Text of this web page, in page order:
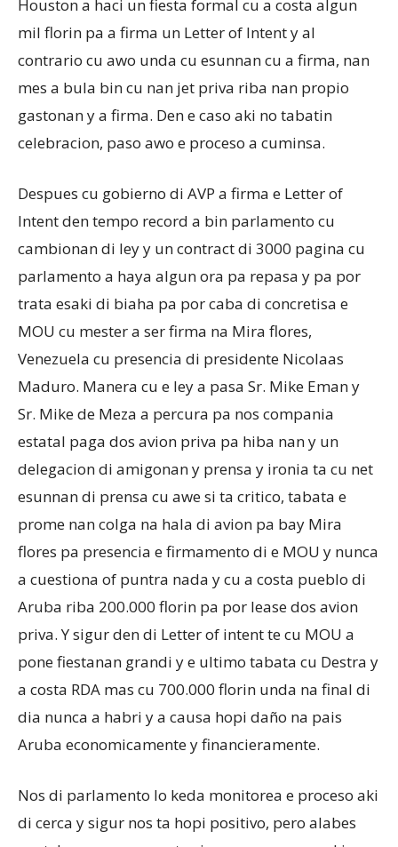
Houston a haci un fiesta formal cu a costa algun
mil florin pa a firma un Letter of Intent y al
contrario cu awo unda cu esunnan cu a firma, nan
mes a bula bin cu nan jet priva riba nan propio
gastonan y a firma. Den e caso aki no tabatin
celebracion, paso awo e proceso a cuminsa.
Despues cu gobierno di AVP a firma e Letter of
Intent den tempo record a bin parlamento cu
cambionan di ley y un contract di 3000 pagina cu
parlamento a haya algun ora pa repasa y pa por
trata esaki di biaha pa por caba di concretisa e
MOU cu mester a ser firma na Mira flores,
Venezuela cu presencia di presidente Nicolaas
Maduro. Manera cu e ley a pasa Sr. Mike Eman y
Sr. Mike de Meza a percura pa nos compania
estatal paga dos avion priva pa hiba nan y un
delegacion di amigonan y prensa y ironia ta cu net
esunnan di prensa cu awe si ta critico, tabata e
prome nan colga na hala di avion pa bay Mira
flores pa presencia e firmamento di e MOU y nunca
a cuestiona of puntra nada y cu a costa pueblo di
Aruba riba 200.000 florin pa por lease dos avion
priva. Y sigur den di Letter of intent te cu MOU a
pone fiestanan grandi y e ultimo tabata cu Destra y
a costa RDA mas cu 700.000 florin unda na final di
dia nunca a habri y a causa hopi daño na pais
Aruba economicamente y financieramente.
Nos di parlamento lo keda monitorea e proceso aki
di cerca y sigur nos ta hopi positivo, pero alabes